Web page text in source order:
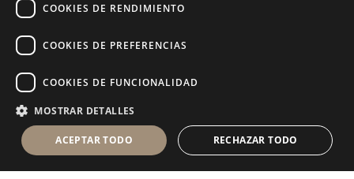
COOKIES DE RENDIMIENTO
COOKIES DE PREFERENCIAS
COOKIES DE FUNCIONALIDAD
MOSTRAR DETALLES
ACEPTAR TODO RECHAZAR TODO